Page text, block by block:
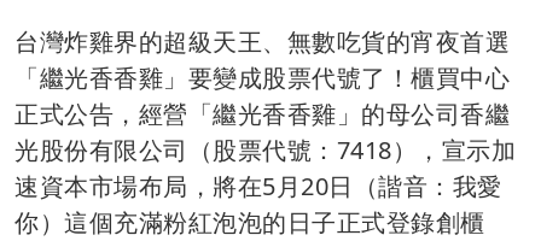
台灣炸雞界的超級天王、無數吃貨的宵夜首選
「繼光香香雞」要變成股票代號了！櫃買中心
正式公告，經營「繼光香香雞」的母公司香繼
光股份有限公司（股票代號：7418），宣示加
速資本市場布局，將在5月20日（諧音：我愛
你）這個充滿粉紅泡泡的日子正式登錄創櫃